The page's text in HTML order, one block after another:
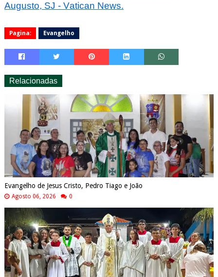
Augusto, SJ - Vatican News.
Pagina: Evangelho
Relacionadas
Evangelho de Jesus Cristo, Pedro Tiago e João
Agosto 06, 2026 0